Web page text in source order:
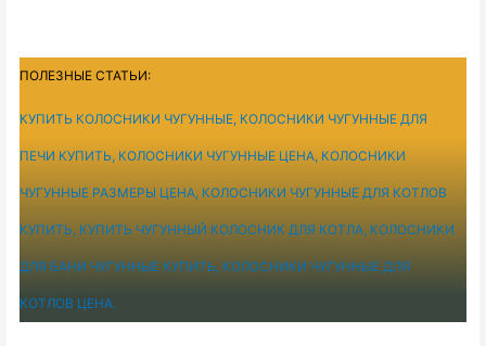
ПОЛЕЗНЫЕ СТАТЬИ:
КУПИТЬ КОЛОСНИКИ ЧУГУННЫЕ, КОЛОСНИКИ ЧУГУННЫЕ ДЛЯ
ПЕЧИ КУПИТЬ, КОЛОСНИКИ ЧУГУННЫЕ ЦЕНА, КОЛОСНИКИ
ЧУГУННЫЕ РАЗМЕРЫ ЦЕНА, КОЛОСНИКИ ЧУГУННЫЕ ДЛЯ КОТЛОВ
КУПИТЬ, КУПИТЬ ЧУГУННЫЙ КОЛОСНИК ДЛЯ КОТЛА, КОЛОСНИКИ
ДЛЯ БАНИ ЧУГУННЫЕ КУПИТЬ, КОЛОСНИКИ ЧУГУННЫЕ ДЛЯ
КОТЛОВ ЦЕНА.